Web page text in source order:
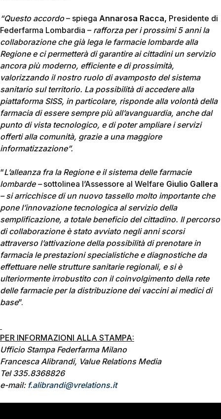
“Questo accordo– spiega Annarosa Racca, Presidente di
Federfarma Lombardia – rafforza per i prossimi 5 anni la
collaborazione che già lega le farmacie lombarde alla
Regione e ci permetterà digarantire ai cittadini un servizio
ancora più moderno, efficiente e di prossimità,
valorizzando il nostro ruolo di avamposto del sistema
sanitario sul territorio. La possibilità di accedere alla
piattaforma SISS, in particolare, risponde alla volontà della
farmacia di essere sempre più all’avanguardia, anche dal
punto di vista tecnologico, e di poter ampliare i servizi
offerti alla comunità, grazie a una maggiore
informatizzazione”.
“L’alleanza fra la Regione e il sistema delle farmacie
lombarde –sottolinea l’Assessore al Welfare Giulio Gallera
– si arricchisce di un nuovo tassello molto importante che
pone l’innovazione tecnologica al servizio della
semplificazione, a totale beneficio del cittadino. Il percorso
di collaborazione è stato avviato negli anni scorsi
attraverso l’attivazione della possibilità di prenotare in
farmacia le prestazioni specialistiche e diagnostiche da
effettuare nelle strutture sanitarie regionali, e si è
ulteriormente irrobustito con il coinvolgimento della rete
delle farmacie per la distribuzione dei vaccini ai medici di
base”.
PER INFORMAZIONI ALLA STAMPA:
Ufficio Stampa Federfarma Milano
Francesca Alibrandi, Value Relations Media
Tel 335.8368826
e-mail: f.alibrandi@vrelations.it